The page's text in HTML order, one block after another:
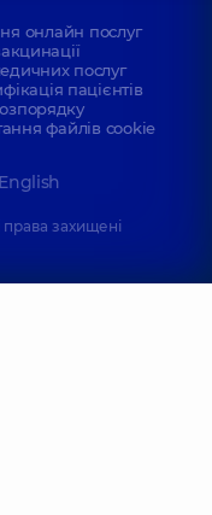
онлайн послуг
послуг
пацієнтів
файлів cookie
English
захищені